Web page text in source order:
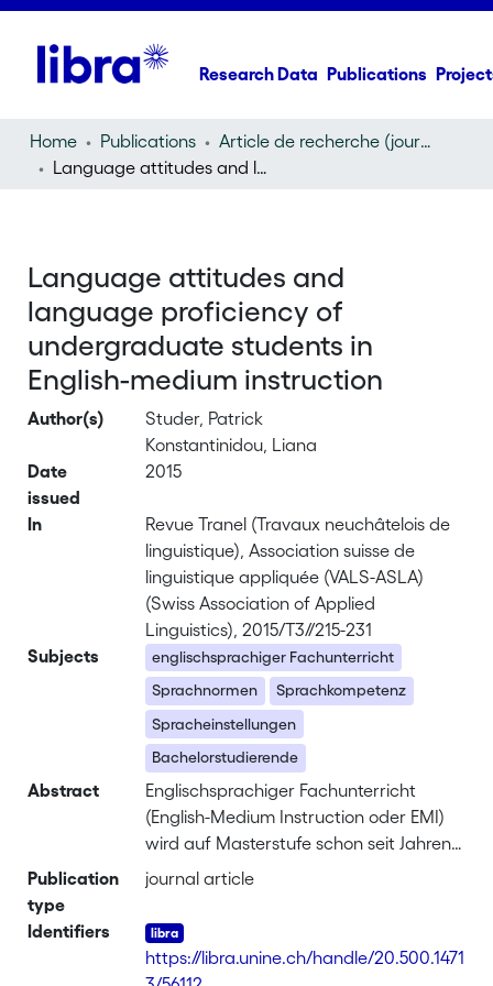
Research Data Publications
Home Publications
Article de recherche (journal article)
Language attitudes and language proficiency of undergraduate students in English-medium instruction
Language attitudes and
language proficiency of
undergraduate students in
English-medium instruction
Author(s)
Studer, Patrick
Konstantinidou, Liana
Date
issued
2015
In
Revue Tranel (Travaux neuchâtelois de
linguistique), Association suisse de
linguistique appliquée (VALS-ASLA)
(Swiss Association of Applied
Linguistics), 2015/T3//215-231
Subjects
englischsprachiger Fachunterricht
Sprachnormen
Sprachkompetenz
Spracheinstellungen
Bachelorstudierende
Abstract
Englischsprachiger Fachunterricht
(English-Medium Instruction oder EMI)
wird auf Masterstufe schon seit Jahren
praktiziert und hat sich als fester
etabliert. Die Hochschullehre in einer
Fremdsprache auf Bachelorstufe
hingegen ist weitaus weniger verbreitet
Publication
type
journal article
Identifiers
https://libra.unine.ch/handle/20.500.1471